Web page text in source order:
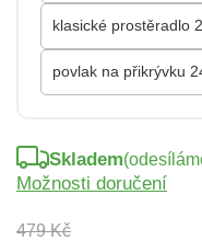
klasické prostěradlo
povlak na přikrývku
479 Kč
Skladem
Možnosti doručení